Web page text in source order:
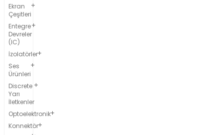
Ekran
Çeşitleri
Entegre
Devreler
(IC)
İzolatörler
Ses
Ürünleri
Discrete
Yarı
İletkenler
Optoelektronik
Konnektör